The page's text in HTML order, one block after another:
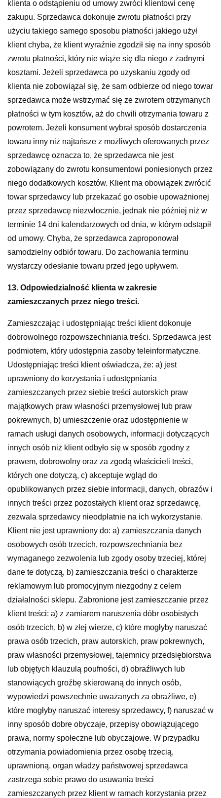
klienta o odstąpieniu od umowy zwróci klientowi cenę
zakupu. Sprzedawca dokonuje zwrotu płatności przy
użyciu takiego samego sposobu płatności jakiego użył
klient chyba, że klient wyraźnie zgodził się na inny sposób
zwrotu płatności, który nie wiąże się dla niego z żadnymi
kosztami. Jeżeli sprzedawca po uzyskaniu zgody od
klienta nie zobowiązał się, że sam odbierze od niego towar
sprzedawca może wstrzymać się ze zwrotem otrzymanych
płatności w tym kosztów, aż do chwili otrzymania towaru z
powrotem. Jeżeli konsument wybrał sposób dostarczenia
towaru inny niż najtańsze z możliwych oferowanych przez
sprzedawcę oznacza to, że sprzedawca nie jest
zobowiązany do zwrotu konsumentowi poniesionych przez
niego dodatkowych kosztów. Klient ma obowiązek zwrócić
towar sprzedawcy lub przekazać go osobie upoważnionej
przez sprzedawcę niezwłocznie, jednak nie później niż w
terminie 14 dni kalendarzowych od dnia, w którym odstąpił
od umowy. Chyba, że sprzedawca zaproponował
samodzielny odbiór towaru. Do zachowania terminu
wystarczy odesłanie towaru przed jego upływem.
13. Odpowiedzialność klienta w zakresie
zamieszczanych przez niego treści.
Zamieszczając i udostępniając treści klient dokonuje
dobrowolnego rozpowszechniania treści. Sprzedawca jest
podmiotem, który udostępnia zasoby teleinformatyczne.
Udostępniając treści klient oświadcza, że: a) jest
uprawniony do korzystania i udostępniania
zamieszczanych przez siebie treści autorskich praw
majątkowych praw własności przemysłowej lub praw
pokrewnych, b) umieszczenie oraz udostępnienie w
ramach usługi danych osobowych, informacji dotyczących
innych osób niż klient odbyło się w sposób zgodny z
prawem, dobrowolny oraz za zgodą właścicieli treści,
których one dotyczą, c) akceptuje wgląd do
opublikowanych przez siebie informacji, danych, obrazów i
innych treści przez pozostałych klient oraz sprzedawcę,
zezwala sprzedawcy nieodpłatnie na ich wykorzystanie.
Klient nie jest uprawniony do: a) zamieszczania danych
osobowych osób trzecich, rozpowszechniania bez
wymaganego zezwolenia lub zgody osoby trzeciej, której
dane te dotyczą, b) zamieszczania treści o charakterze
reklamowym lub promocyjnym niezgodny z celem
działalności sklepu. Zabronione jest zamieszczanie przez
klient treści: a) z zamiarem naruszenia dóbr osobistych
osób trzecich, b) w złej wierze, c) które mogłyby naruszać
prawa osób trzecich, praw autorskich, praw pokrewnych,
praw własności przemysłowej, tajemnicy przedsiębiorstwa
lub objętych klauzulą poufności, d) obraźliwych lub
stanowiących groźbę skierowaną do innych osób,
wypowiedzi powszechnie uważanych za obraźliwe, e)
które mogłyby naruszać interesy sprzedawcy, f) naruszać w
inny sposób dobre obyczaje, przepisy obowiązującego
prawa, normy społeczne lub obyczajowe. W przypadku
otrzymania powiadomienia przez osobę trzecią,
uprawnioną, organ władzy państwowej sprzedawca
zastrzega sobie prawo do usuwania treści
zamieszczanych przez klient w ramach korzystania przez